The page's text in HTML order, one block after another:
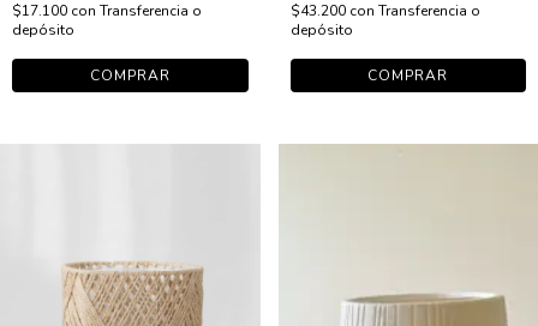
$17.100 con Transferencia o
depósito
$43.200 con Transferencia o
depósito
COMPRAR